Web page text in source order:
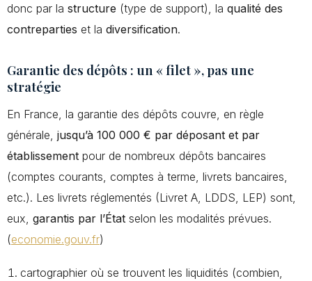
donc par la structure (type de support), la qualité des
contreparties et la diversification.
Garantie des dépôts : un « filet », pas une
stratégie
En France, la garantie des dépôts couvre, en règle
générale, jusqu’à 100 000 € par déposant et par
établissement pour de nombreux dépôts bancaires
(comptes courants, comptes à terme, livrets bancaires,
etc.). Les livrets réglementés (Livret A, LDDS, LEP) sont,
eux, garantis par l’État selon les modalités prévues.
(economie.gouv.fr)
cartographier où se trouvent les liquidités (combien,